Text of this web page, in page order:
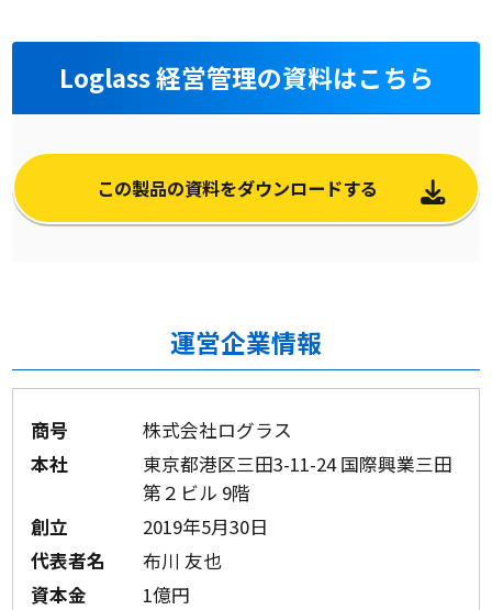
Loglass 経営管理の資料はこちら
この製品の資料をダウンロードする
運営企業情報
商号
株式会社ログラス
本社
東京都港区三田3-11-24 国際興業三田
第２ビル 9階
創立
2019年5月30日
代表者名
布川 友也
資本金
1億円